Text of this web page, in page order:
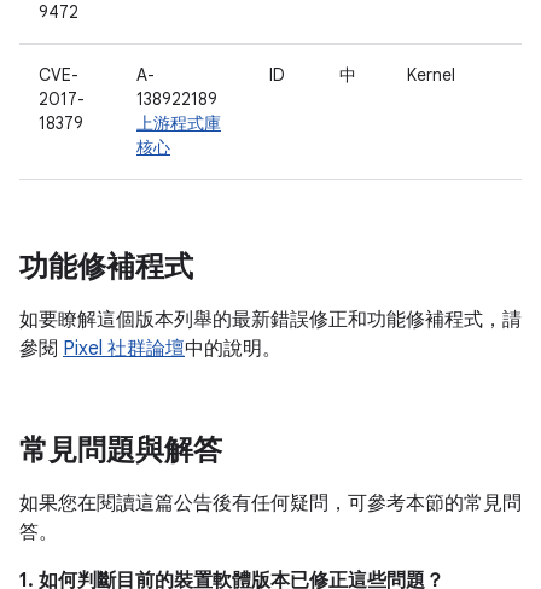
9472
CVE-
2017-
18379
A-
138922189
上游程式庫
核心
ID 中 Kernel
功能修補程式
如要瞭解這個版本列舉的最新錯誤修正和功能修補程式，請
參閱 Pixel 社群論壇中的說明。
常見問題與解答
如果您在閱讀這篇公告後有任何疑問，可參考本節的常見問
答。
1. 如何判斷目前的裝置軟體版本已修正這些問題？